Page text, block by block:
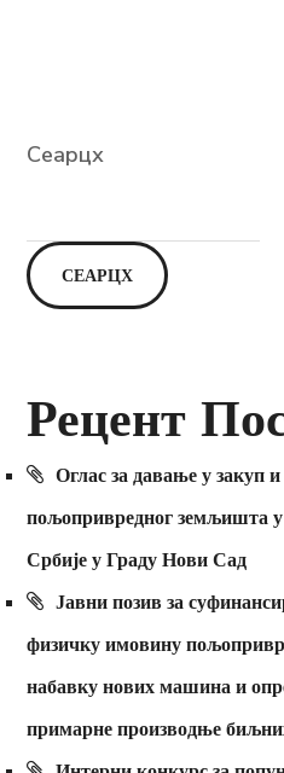
Сеарцх
СЕАРЦХ
Рецент
Оглас за давање у закуп
пољопривредног земљишта у
Србије у Граду Нови Сад
Јавни позив за
физичку имовину
набавку нових машина и
примарне производње